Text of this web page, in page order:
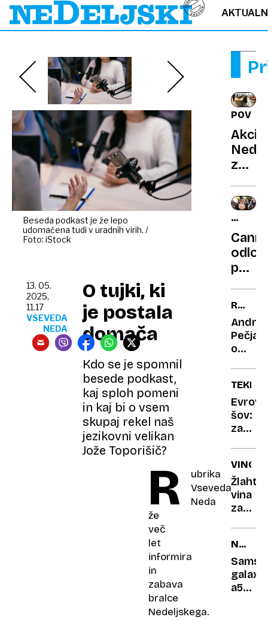
Beseda podkast je že lepo
udomačena tudi v uradnih virih. /
Foto: iStock
O tujki, ki
je postala
domača
Kdo se je spomnil
besede podkast,
kaj sploh pomeni
in kaj bi o vsem
skupaj rekel naš
jezikovni velikan
Jože Toporišič?
13. 05.
2025,
11.17
VSEVEDA
NEDA
R
ubrika
Vseveda
Neda
že
več
let
informira
in
zabava
bralce
Nedeljskega.
znova
v
na
rdeči
VOZILA
Andrej
Pečjak
o
»starih
kant«
šov:
začelo
kako
se
bo
VINO
vina
za
NA
TESTU
galaxy
a56: